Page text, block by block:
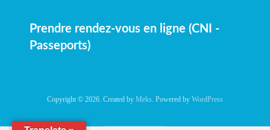
Prendre rendez-vous en ligne (CNI -
Passeports)
Copyright © 2026. Created by Meks . Powered by WordPress